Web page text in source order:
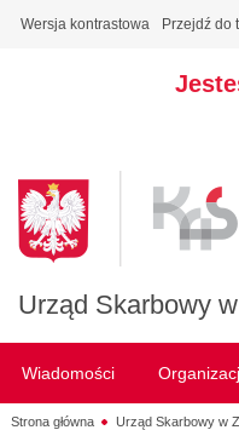
Wersja kontrastowa Przejdź do
Urząd Skarbowy
Wiadomości
Strona główna Urząd Skarbowy w